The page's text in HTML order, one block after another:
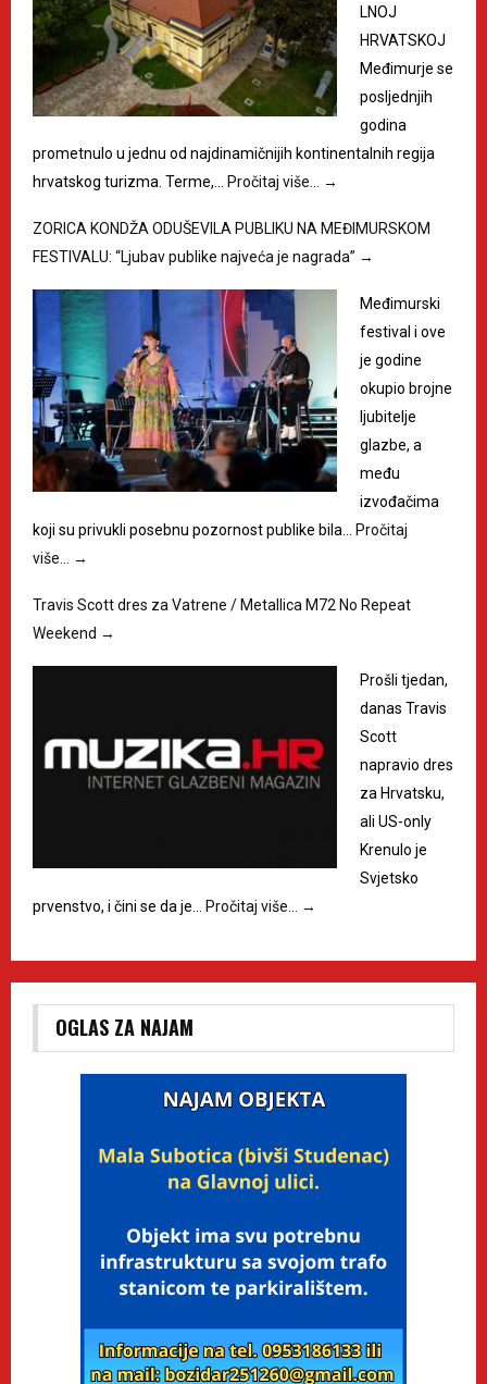
LNOJ
HRVATSKOJ
Međimurje se
posljednjih
godina
prometnulo u jednu od najdinamičnijih kontinentalnih regija
hrvatskog turizma. Terme,… Pročitaj više… →
ZORICA KONDŽA ODUŠEVILA PUBLIKU NA MEĐIMURSKOM
FESTIVALU: “Ljubav publike najveća je nagrada” →
Međimurski
festival i ove
je godine
okupio brojne
ljubitelje
glazbe, a
među
izvođačima
koji su privukli posebnu pozornost publike bila… Pročitaj
više… →
Travis Scott dres za Vatrene / Metallica M72 No Repeat
Weekend →
Prošli tjedan,
danas Travis
Scott
napravio dres
za Hrvatsku,
ali US-only
Krenulo je
Svjetsko
prvenstvo, i čini se da je… Pročitaj više… →
OGLAS ZA NAJAM